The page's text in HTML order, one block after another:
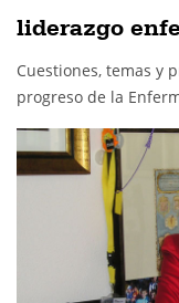
liderazgo
Cuestiones, temas y
progreso de la